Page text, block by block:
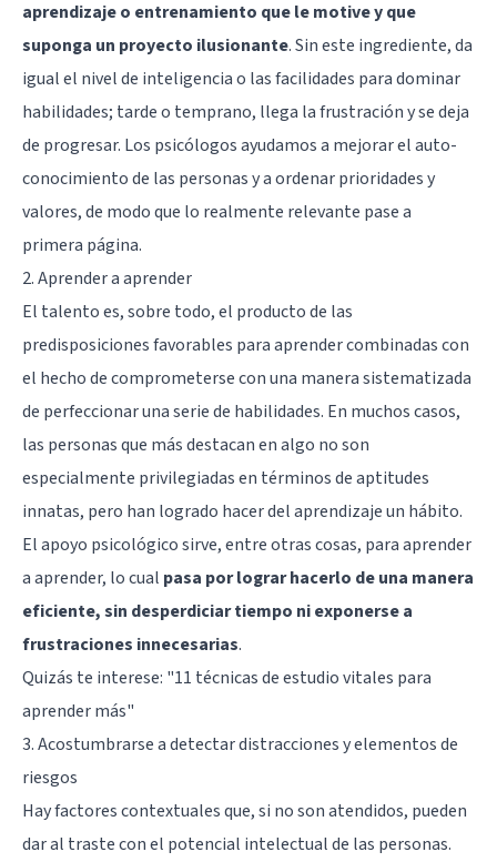
aprendizaje o entrenamiento que le motive y que
suponga un proyecto ilusionante. Sin este ingrediente, da
igual el nivel de inteligencia o las facilidades para dominar
habilidades; tarde o temprano, llega la frustración y se deja
de progresar. Los psicólogos ayudamos a mejorar el auto-
conocimiento de las personas y a ordenar prioridades y
valores, de modo que lo realmente relevante pase a
primera página.
2. Aprender a aprender
El talento es, sobre todo, el producto de las
predisposiciones favorables para aprender combinadas con
el hecho de comprometerse con una manera sistematizada
de perfeccionar una serie de habilidades. En muchos casos,
las personas que más destacan en algo no son
especialmente privilegiadas en términos de aptitudes
innatas, pero han logrado hacer del aprendizaje un hábito.
El apoyo psicológico sirve, entre otras cosas, para aprender
a aprender, lo cual pasa por lograr hacerlo de una manera
eficiente, sin desperdiciar tiempo ni exponerse a
frustraciones innecesarias.
Quizás te interese: "11 técnicas de estudio vitales para
aprender más"
3. Acostumbrarse a detectar distracciones y elementos de
riesgos
Hay factores contextuales que, si no son atendidos, pueden
dar al traste con el potencial intelectual de las personas.